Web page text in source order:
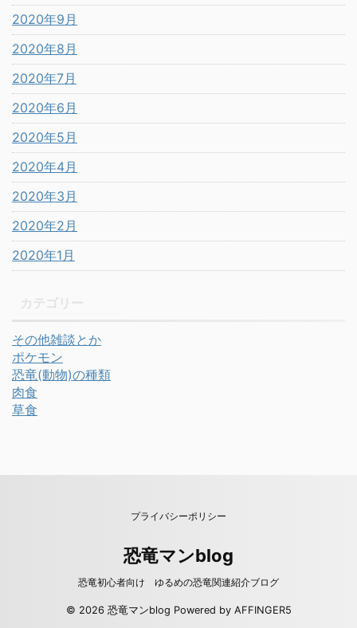
2020年9月
2020年8月
2020年7月
2020年6月
2020年5月
2020年4月
2020年3月
2020年2月
2020年1月
その他雑談とか
ポケモン
恐竜(動物)の種類
肉食
草食
プライバシーポリシー
恐竜マンblog
恐竜初心者向け ゆるめの恐竜関連紹介ブログ
© 2026 恐竜マンblog Powered by AFFINGER5